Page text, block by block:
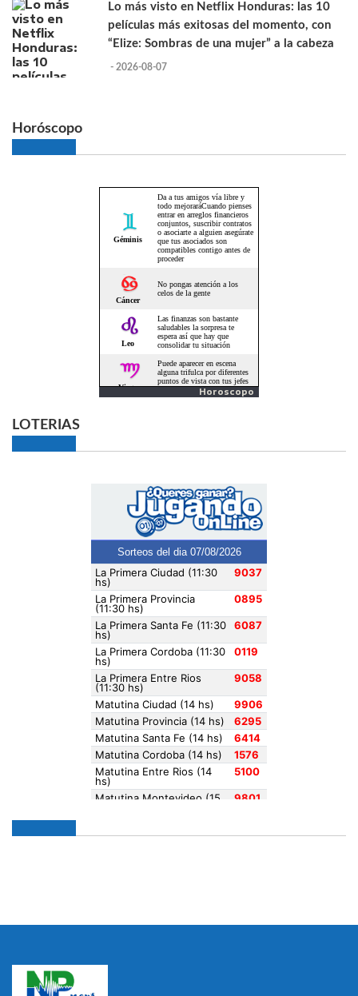
Lo más visto en Netflix Honduras: las 10
películas más exitosas del momento, con
“Elize: Sombras de una mujer” a la cabeza
- 2026-08-07
Horóscopo
Horoscopo
LOTERIAS